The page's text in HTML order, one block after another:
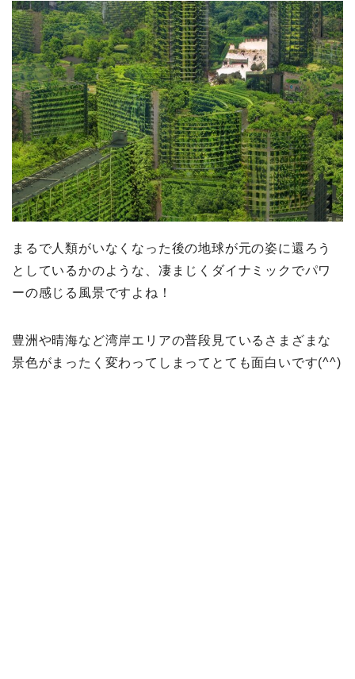
まるで人類がいなくなった後の地球が元の姿に還ろう
としているかのような、凄まじくダイナミックでパワ
ーの感じる風景ですよね！
豊洲や晴海など湾岸エリアの普段見ているさまざまな
景色がまったく変わってしまってとても面白いです(^^)